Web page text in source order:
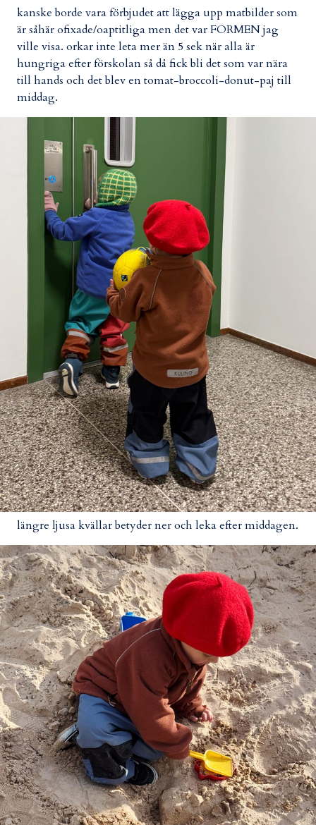
kanske borde vara förbjudet att lägga upp matbilder som
är såhär ofixade/oaptitliga men det var FORMEN jag
ville visa. orkar inte leta mer än 5 sek när alla är
hungriga efter förskolan så då fick bli det som var nära
till hands och det blev en tomat-broccoli-donut-paj till
middag.
längre ljusa kvällar betyder ner och leka efter middagen.